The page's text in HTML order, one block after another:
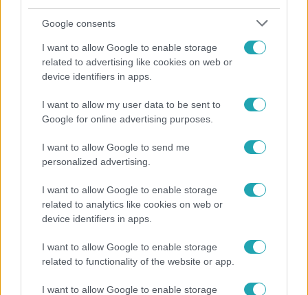
Google consents
I want to allow Google to enable storage
related to advertising like cookies on web or
device identifiers in apps.
I want to allow my user data to be sent to
Google for online advertising purposes.
I want to allow Google to send me
personalized advertising.
I want to allow Google to enable storage
related to analytics like cookies on web or
device identifiers in apps.
I want to allow Google to enable storage
related to functionality of the website or app.
I want to allow Google to enable storage
Ez a nyári lábbeli észrevétlenül nyírja ki a bokádat